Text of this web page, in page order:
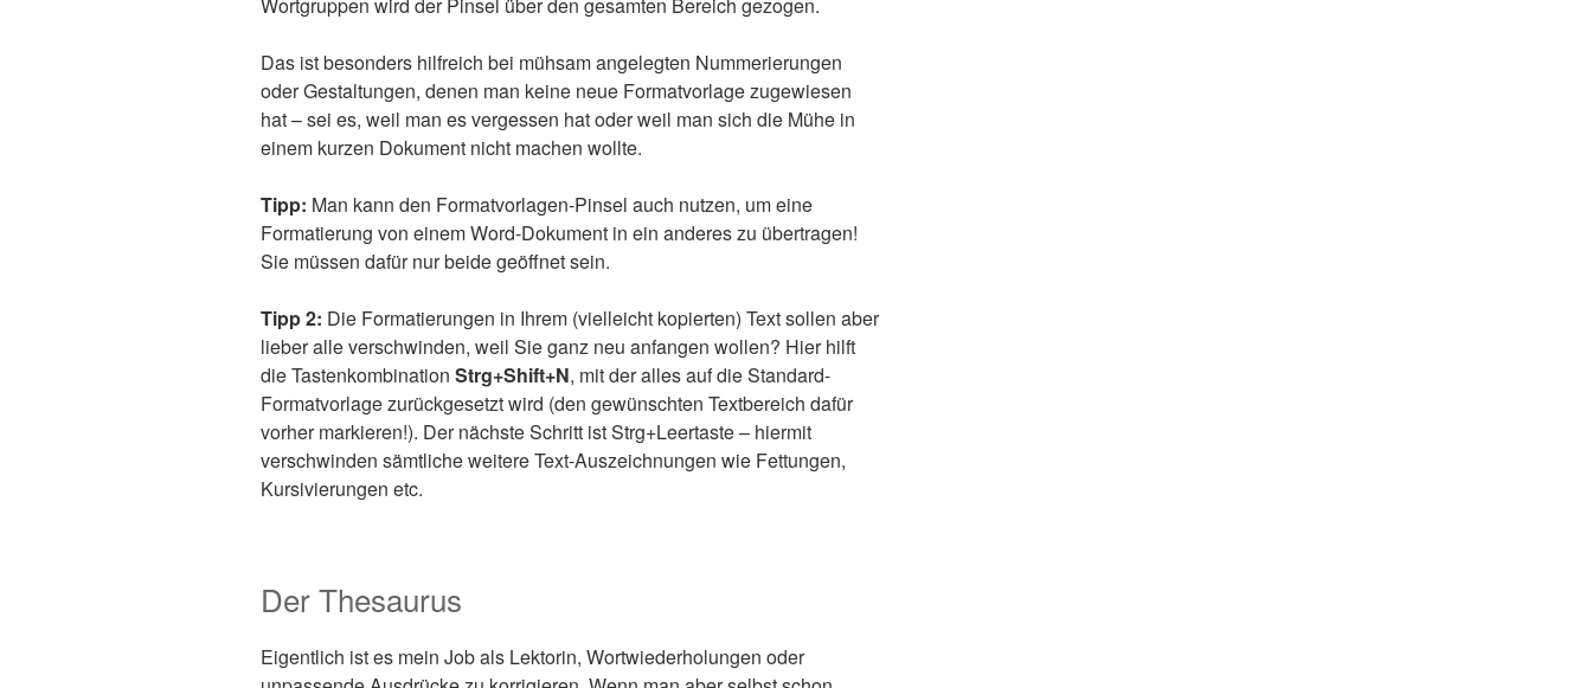
Das ist besonders hilfreich bei mühsam angelegten Nummerierungen
oder Gestaltungen, denen man keine neue Formatvorlage zugewiesen
hat – sei es, weil man es vergessen hat oder weil man sich die Mühe in
einem kurzen Dokument nicht machen wollte.
Tipp: Man kann den Formatvorlagen-Pinsel auch nutzen, um eine
Formatierung von einem Word-Dokument in ein anderes zu übertragen!
Sie müssen dafür nur beide geöffnet sein.
Tipp 2: Die Formatierungen in Ihrem (vielleicht kopierten) Text sollen aber
lieber alle verschwinden, weil Sie ganz neu anfangen wollen? Hier hilft
die Tastenkombination Strg+Shift+N, mit der alles auf die Standard-
Formatvorlage zurückgesetzt wird (den gewünschten Textbereich dafür
vorher markieren!). Der nächste Schritt ist Strg+Leertaste – hiermit
verschwinden sämtliche weitere Text-Auszeichnungen wie Fettungen,
Kursivierungen etc.
Der Thesaurus
Eigentlich ist es mein Job als Lektorin, Wortwiederholungen oder